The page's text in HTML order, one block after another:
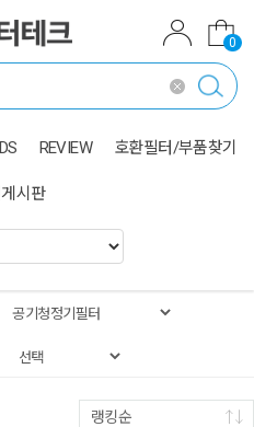
0
REVIEW 호환필터/부품찾기
시판
랭킹순